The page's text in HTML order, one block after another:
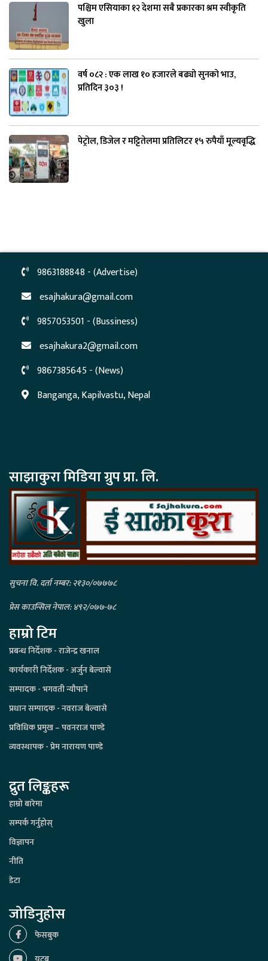
पश्चिम एसियाका १२ देशमा सबै प्रकारका श्रम स्वीकृति
खुला
वर्ष ०८२ : एक लाख १० हजारले बढ्यो सुनको भाउ,
प्रतिदिन ३०३ !
पेट्रोल, डिजेल र मट्टितेलमा प्रतिलिटर १५ रुपैयाँ मूल्यवृद्धि
9863188848 - (Advertise)
esajhakura@gmail.com
9857053501 - (Bussiness)
esajhakura2@gmail.com
9867385645 - (News)
Banganga, Kapilvastu, Nepal
साझाकुरा मिडिया ग्रुप प्रा. लि.
सुचना वि. दर्ता नम्बर: २१३०/०७७७८
प्रेस काउन्सिल नेपाल: ४९२/०७७-७८
हाम्रो टिम
प्रबन्ध निर्देशक - राजेन्द्र खनाल
कार्यकारी निर्देशक - अर्जुन बेल्वासे
सम्पादक - भगवती न्यौपाने
प्रधान सम्पादक - नवराज बेल्वासे
प्रविधिक प्रमुख – पवनराज पाण्डे
व्यवस्थापक - प्रेम नारायण पाण्डे
द्रुत लिङ्कहरू
हाम्रो बारेमा
सम्पर्क गर्नुहोस्
विज्ञापन
नीति
डेटा
जोडिनुहोस
फेसबुक